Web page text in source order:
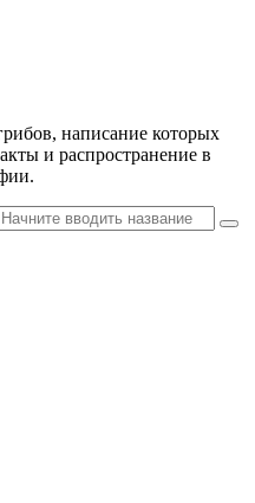
написание которых
и распространение в